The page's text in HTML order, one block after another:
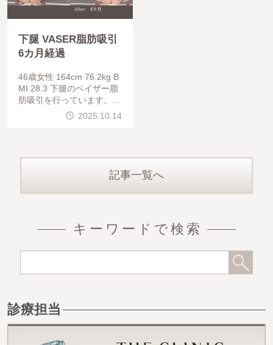
下腿 VASER脂肪吸引
6カ月経過
46歳女性 164cm 76.2kg B
MI 28.3 下腿のベイザー脂
肪吸引を行っています。脂
肪吸引だけでは、細さが出
にくい場合にはボツリヌス
2025.10.14
記事一覧へ
キーワードで検索
診療担当